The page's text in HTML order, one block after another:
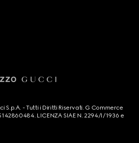
S.p.A. - Tutti i Diritti Riservati. G Commerce
LICENZA SIAE N. 2294/I/1936 e